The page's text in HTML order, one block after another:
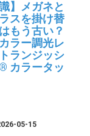
】メガネと
スを掛け替
もう古い？
ラー調光レ
ランジッシ
カラータッ
05-15